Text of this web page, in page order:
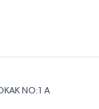
NO:1 A